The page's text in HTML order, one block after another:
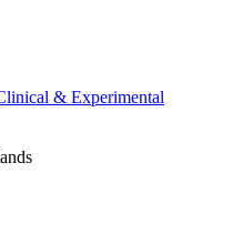
& Experimental